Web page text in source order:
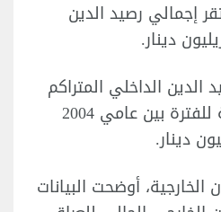
إجمالي رصيد الدين
الدين الداخلي المتراكم
من الحكومات السابقة للفترة بين عامي 2004
أوضحت البيانات